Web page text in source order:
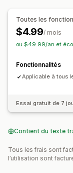
Toutes les
$4.99/ mois
ou $49.99/an et
Fonctionnalités
Applicable à tous
Essai gratuit de 7
Contient du texte
Tous les frais sont
l’utilisation sont